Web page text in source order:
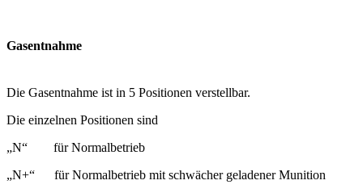
Gasentnahme
Die Gasentnahme ist in 5 Positionen verstellbar.
Die einzelnen Positionen sind
„N“ für Normalbetrieb
„N+“ für Normalbetrieb mit schwächer geladener Munition